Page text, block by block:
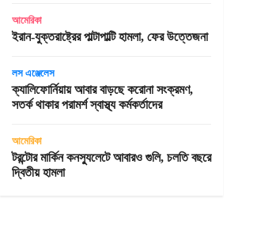
আমেরিকা
ইরান-যুক্তরাষ্ট্রের পাল্টাপাল্টি হামলা, ফের উত্তেজনা
লস এঞ্জেলেস
ক্যালিফোর্নিয়ায় আবার বাড়ছে করোনা সংক্রমণ,
সতর্ক থাকার পরামর্শ স্বাস্থ্য কর্মকর্তাদের
আমেরিকা
টরন্টোর মার্কিন কনস্যুলেটে আবারও গুলি, চলতি বছরে
দ্বিতীয় হামলা